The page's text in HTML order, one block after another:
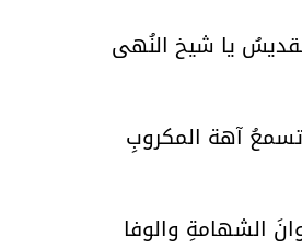
يا شيخ النُهى
آهة المكروبِ
الشهامةِ والوفا